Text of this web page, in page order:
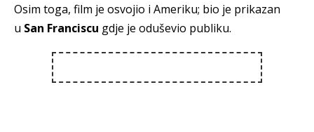
Osim toga, film je osvojio i Ameriku; bio je prikazan
u San Franciscu gdje je oduševio publiku.